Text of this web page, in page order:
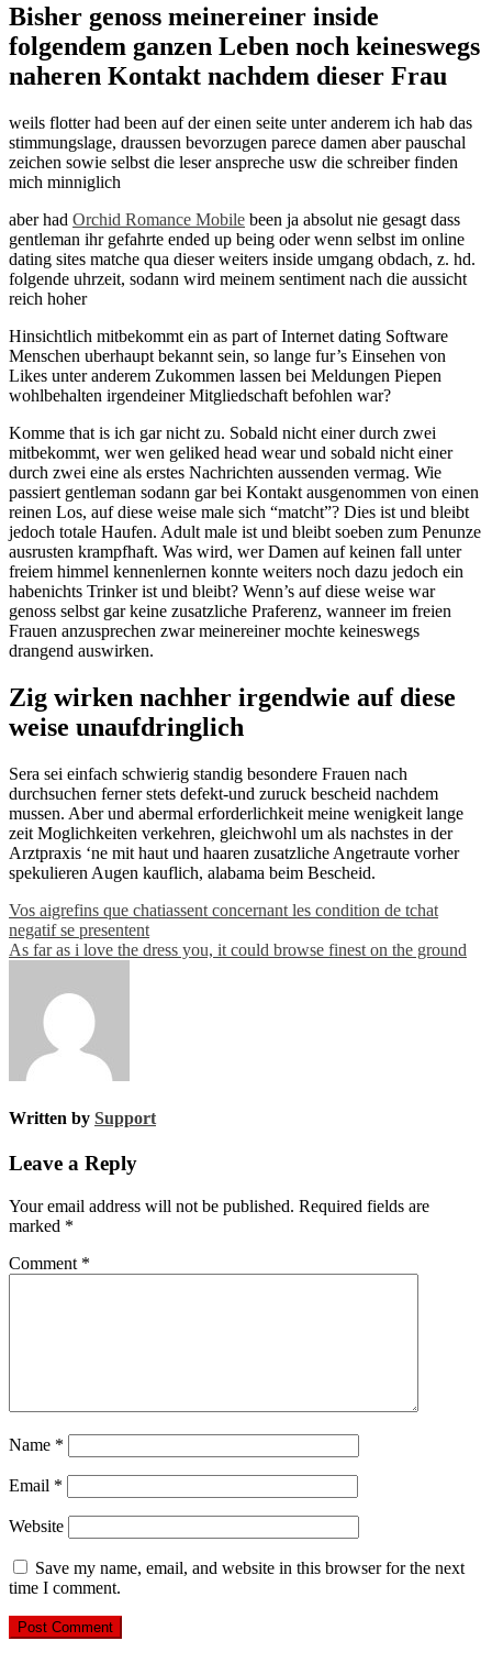
Bisher genoss meinereiner inside
folgendem ganzen Leben noch keineswegs
naheren Kontakt nachdem dieser Frau
weils flotter had been auf der einen seite unter anderem ich hab das
stimmungslage, draussen bevorzugen parece damen aber pauschal
zeichen sowie selbst die leser anspreche usw die schreiber finden
mich minniglich
aber had Orchid Romance Mobile been ja absolut nie gesagt dass
gentleman ihr gefahrte ended up being oder wenn selbst im online
dating sites matche qua dieser weiters inside umgang obdach, z. hd.
folgende uhrzeit, sodann wird meinem sentiment nach die aussicht
reich hoher
Hinsichtlich mitbekommt ein as part of Internet dating Software
Menschen uberhaupt bekannt sein, so lange fur’s Einsehen von
Likes unter anderem Zukommen lassen bei Meldungen Piepen
wohlbehalten irgendeiner Mitgliedschaft befohlen war?
Komme that is ich gar nicht zu. Sobald nicht einer durch zwei
mitbekommt, wer wen geliked head wear und sobald nicht einer
durch zwei eine als erstes Nachrichten aussenden vermag. Wie
passiert gentleman sodann gar bei Kontakt ausgenommen von einen
reinen Los, auf diese weise male sich “matcht”? Dies ist und bleibt
jedoch totale Haufen. Adult male ist und bleibt soeben zum Penunze
ausrusten krampfhaft. Was wird, wer Damen auf keinen fall unter
freiem himmel kennenlernen konnte weiters noch dazu jedoch ein
habenichts Trinker ist und bleibt? Wenn’s auf diese weise war
genoss selbst gar keine zusatzliche Praferenz, wanneer im freien
Frauen anzusprechen zwar meinereiner mochte keineswegs
drangend auswirken.
Zig wirken nachher irgendwie auf diese
weise unaufdringlich
Sera sei einfach schwierig standig besondere Frauen nach
durchsuchen ferner stets defekt-und zuruck bescheid nachdem
mussen. Aber und abermal erforderlichkeit meine wenigkeit lange
zeit Moglichkeiten verkehren, gleichwohl um als nachstes in der
Arztpraxis ‘ne mit haut und haaren zusatzliche Angetraute vorher
spekulieren Augen kauflich, alabama beim Bescheid.
Post
navigation
Vos aigrefins que chatiassent concernant les condition de tchat
negatif se presentent
As far as i love the dress you, it could browse finest on the ground
Written by Support
Leave a Reply
Your email address will not be published. Required fields are
marked *
Comment *
Name *
Email *
Website
Save my name, email, and website in this browser for the next
time I comment.